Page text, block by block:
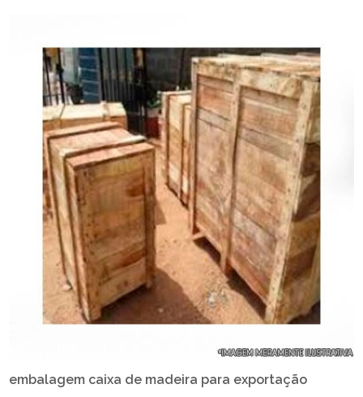
embalagem caixa de madeira para exportação